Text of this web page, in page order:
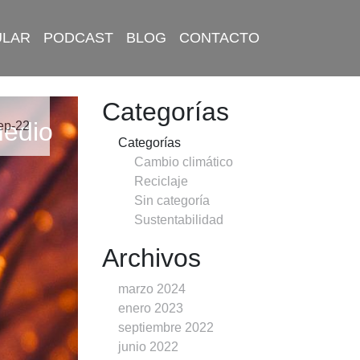
PODCAST BLOG CONTACTO
22 Categorías
Categorías
Cambio climático
Reciclaje
Sin categoría
Sustentabilidad
Archivos
marzo 2024
enero 2023
septiembre 2022
junio 2022